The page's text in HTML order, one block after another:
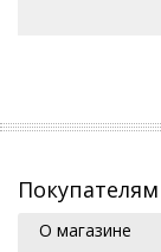
Покупателям
О магазине